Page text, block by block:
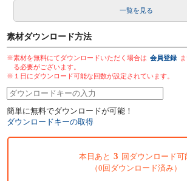
一覧を見る
素材ダウンロード方法
※素材を無料にてダウンロードいただく場合は 会員登録
る必要がございます。
※１日にダウンロード可能な回数が設定されています。
簡単に無料でダウンロードが可能！
ダウンロードキーの取得
本日あと 3 回ダウンロード可
（0回ダウンロード済み）